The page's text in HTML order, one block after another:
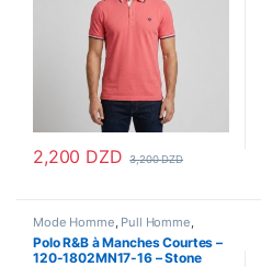
2,200 DZD 3,200DZD
Mode Homme, Pull Homme,
Vetements Homme
Polo R&B à Manches Courtes –
120-1802MN17-16 – Stone